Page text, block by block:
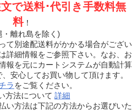
で送料･代引き手数料無
料！
・離れ島を除く)
て別途配送料がかかる場合がござい
詳細情報をご参照下さい。なお、お
報を元にカートシステムが自動計算
安心してお買い物して頂けます。
ラ をご覧ください。
方法について 詳細
い方法は下記の方法からお選びいた